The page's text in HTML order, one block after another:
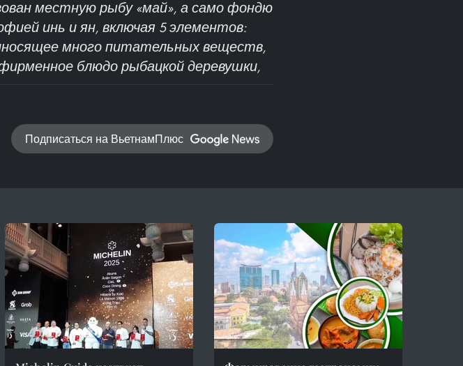
местную рыбу «май», а само фондю
инь и ян, включая 5 элементов:
много питательных веществ,
блюдо рыбацкой деревушки,
Подписаться на ВьетнамПлюс